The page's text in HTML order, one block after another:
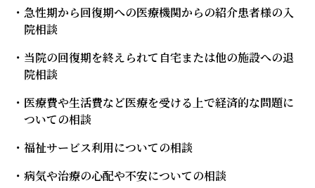
急性期から回復期への医療機関からの紹介患者様の入
院相談
当院の回復期を終えられて自宅または他の施設への退
院相談
医療費や生活費など医療を受ける上で経済的な問題に
ついての相談
福祉サービス利用についての相談
病気や治療の心配や不安についての相談